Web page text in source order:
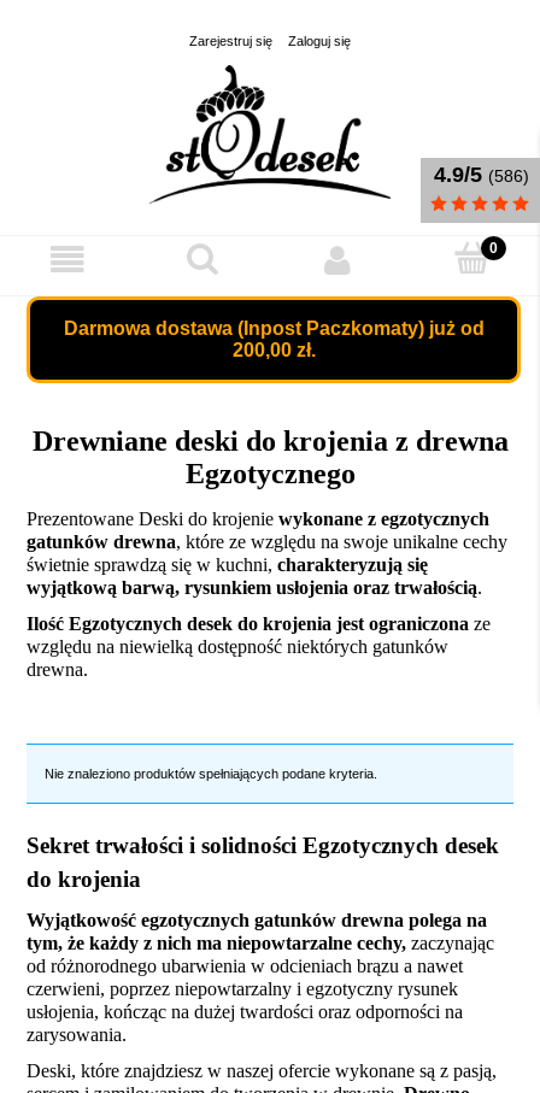
Zarejestruj się Zaloguj się
Darmowa dostawa (Inpost Paczkomaty) już od
200,00 zł.
Drewniane deski do krojenia z drewna
Egzotycznego
Prezentowane Deski do krojenie wykonane z egzotycznych
gatunków drewna, które ze względu na swoje unikalne cechy
świetnie sprawdzą się w kuchni, charakteryzują się
wyjątkową barwą, rysunkiem usłojenia oraz trwałością.
Ilość Egzotycznych desek do krojenia jest ograniczona ze
względu na niewielką dostępność niektórych gatunków
drewna.
Nie znaleziono produktów spełniających podane kryteria.
Sekret trwałości i solidności Egzotycznych desek
do krojenia
Wyjątkowość egzotycznych gatunków drewna polega na
tym, że każdy z nich ma niepowtarzalne cechy, zaczynając
od różnorodnego ubarwienia w odcieniach brązu a nawet
czerwieni, poprzez niepowtarzalny i egzotyczny rysunek
usłojenia, kończąc na dużej twardości oraz odporności na
zarysowania.
Deski, które znajdziesz w naszej ofercie wykonane są z pasją,
4.9/5 (586)